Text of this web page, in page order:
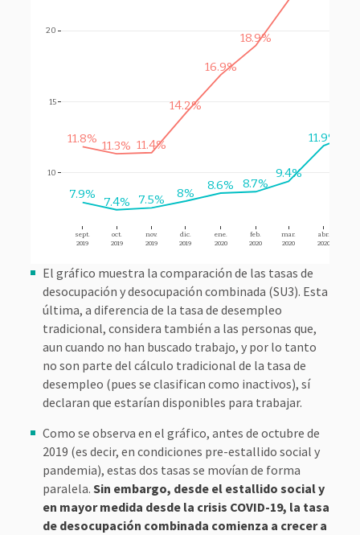
11.8% 11.3% 11.4%
14.2%
16.9%
18.9%
7.9%
7.4% 7.5% 8%
8.6% 8.7%
9.4%
11.9%
sept.
2019
oct.
2019
nov.
2019
dic.
2019
ene.
2020
feb.
2020
mar.
2020
abr.
2020
10
15
20
El gráfico muestra la comparación de las tasas de
desocupación y desocupación combinada (SU3). Esta
última, a diferencia de la tasa de desempleo
tradicional, considera también a las personas que,
aun cuando no han buscado trabajo, y por lo tanto
no son parte del cálculo tradicional de la tasa de
desempleo (pues se clasifican como inactivos), sí
declaran que estarían disponibles para trabajar.
Como se observa en el gráfico, antes de octubre de
2019 (es decir, en condiciones pre-estallido social y
pandemia), estas dos tasas se movían de forma
paralela. Sin embargo, desde el estallido social y
en mayor medida desde la crisis COVID-19, la tasa
de desocupación combinada comienza a crecer a